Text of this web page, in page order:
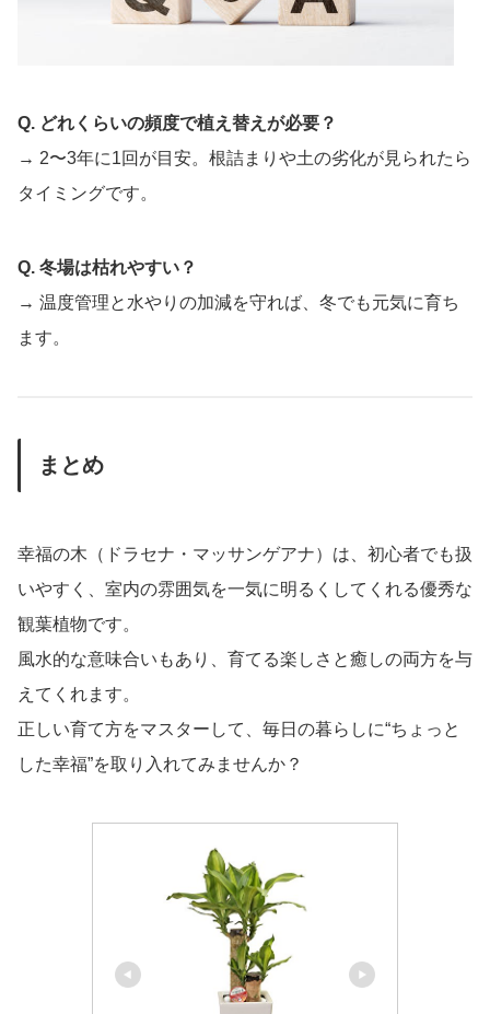
Q. どれくらいの頻度で植え替えが必要？
→ 2〜3年に1回が目安。根詰まりや土の劣化が見られたら
タイミングです。
Q. 冬場は枯れやすい？
→ 温度管理と水やりの加減を守れば、冬でも元気に育ち
ます。
まとめ
幸福の木（ドラセナ・マッサンゲアナ）は、初心者でも扱
いやすく、室内の雰囲気を一気に明るくしてくれる優秀な
観葉植物です。
風水的な意味合いもあり、育てる楽しさと癒しの両方を与
えてくれます。
正しい育て方をマスターして、毎日の暮らしに“ちょっと
した幸福”を取り入れてみませんか？